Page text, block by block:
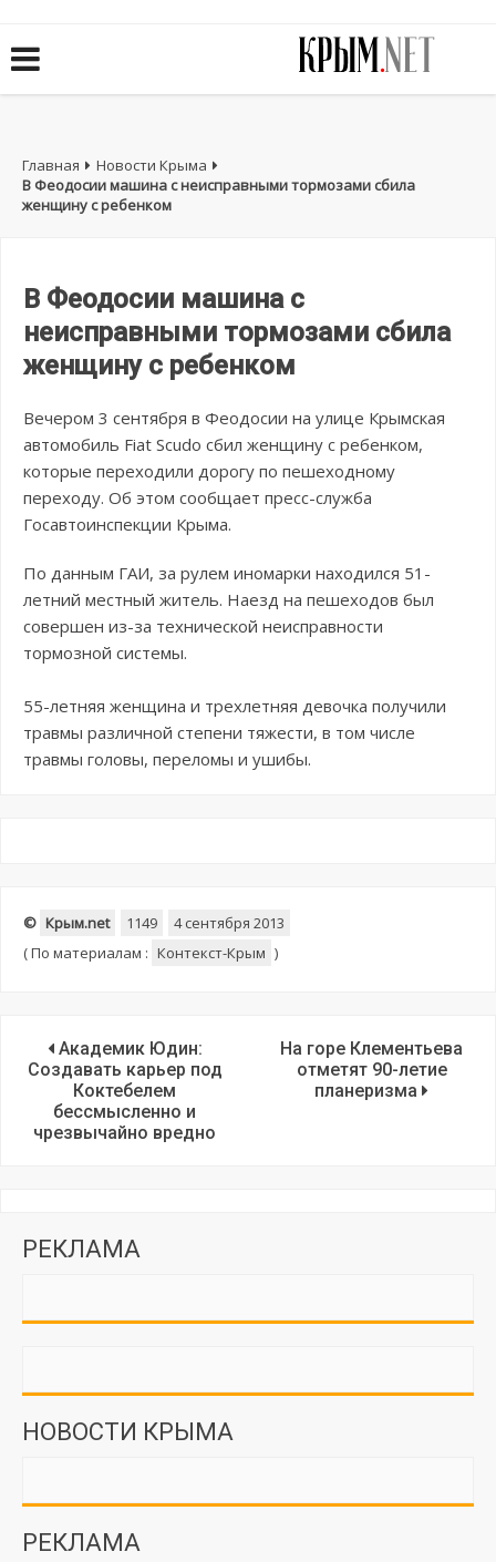
Главная
Новости Крыма
В Феодосии машина с неисправными тормозами сбила
женщину с ребенком
В Феодосии машина с
неисправными тормозами сбила
женщину с ребенком
Вечером 3 сентября в Феодосии на улице Крымская
автомобиль Fiat Scudo сбил женщину с ребенком,
которые переходили дорогу по пешеходному
переходу. Об этом сообщает пресс-служба
Госавтоинспекции Крыма.
По данным ГАИ, за рулем иномарки находился 51-
летний местный житель. Наезд на пешеходов был
совершен из-за технической неисправности
тормозной системы.
55-летняя женщина и трехлетняя девочка получили
травмы различной степени тяжести, в том числе
травмы головы, переломы и ушибы.
© Крым.net 1149
4 сентября 2013
(По материалам : Контекст-Крым )
Академик Юдин:
Создавать карьер под
Коктебелем
бессмысленно и
чрезвычайно вредно
На горе Клементьева
отметят 90-летие
планеризма
РЕКЛАМА
НОВОСТИ КРЫМА
РЕКЛАМА